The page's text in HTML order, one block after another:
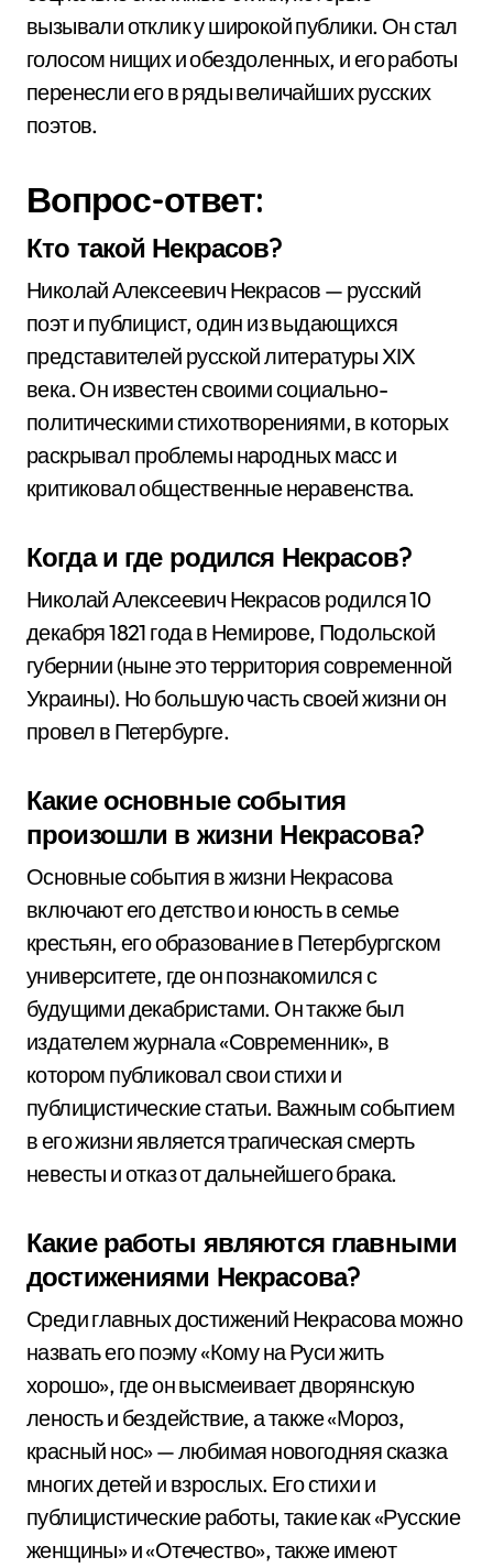
вызывали отклик у широкой публики. Он стал
голосом нищих и обездоленных, и его работы
перенесли его в ряды величайших русских
поэтов.
Вопрос-ответ:
Кто такой Некрасов?
Николай Алексеевич Некрасов — русский
поэт и публицист, один из выдающихся
представителей русской литературы XIX
века. Он известен своими социально-
политическими стихотворениями, в которых
раскрывал проблемы народных масс и
критиковал общественные неравенства.
Когда и где родился Некрасов?
Николай Алексеевич Некрасов родился 10
декабря 1821 года в Немирове, Подольской
губернии (ныне это территория современной
Украины). Но большую часть своей жизни он
провел в Петербурге.
Какие основные события
произошли в жизни Некрасова?
Основные события в жизни Некрасова
включают его детство и юность в семье
крестьян, его образование в Петербургском
университете, где он познакомился с
будущими декабристами. Он также был
издателем журнала «Современник», в
котором публиковал свои стихи и
публицистические статьи. Важным событием
в его жизни является трагическая смерть
невесты и отказ от дальнейшего брака.
Какие работы являются главными
достижениями Некрасова?
Среди главных достижений Некрасова можно
назвать его поэму «Кому на Руси жить
хорошо», где он высмеивает дворянскую
леность и бездействие, а также «Мороз,
красный нос» — любимая новогодняя сказка
многих детей и взрослых. Его стихи и
публицистические работы, такие как «Русские
женщины» и «Отечество», также имеют